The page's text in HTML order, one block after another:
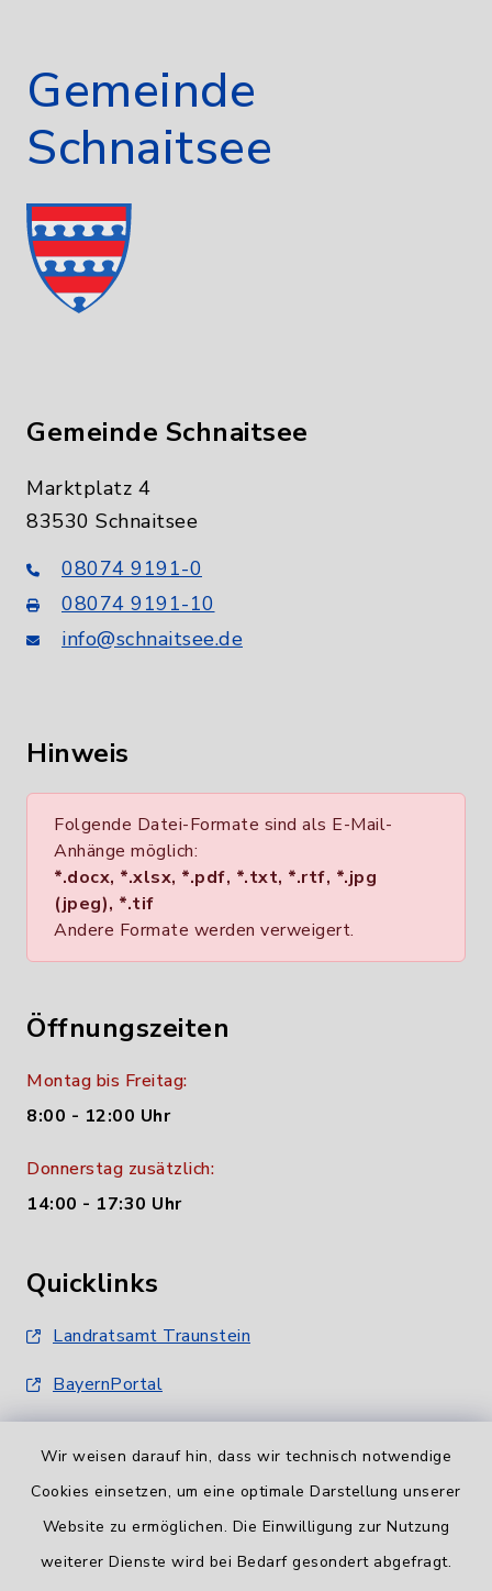
Wir weisen darauf hin, dass wir technisch notwendige
Cookies einsetzen, um eine optimale Darstellung unserer
Website zu ermöglichen. Die Einwilligung zur Nutzung
weiterer Dienste wird bei Bedarf gesondert abgefragt.
Gemeinde
Schnaitsee
Gemeinde Schnaitsee
Marktplatz 4
83530 Schnaitsee
08074 9191-0
08074 9191-10
info@schnaitsee.de
Hinweis
Folgende Datei-Formate sind als E-Mail-
Anhänge möglich:
*.docx, *.xlsx, *.pdf, *.txt, *.rtf, *.jpg
(jpeg), *.tif
Andere Formate werden verweigert.
Öffnungszeiten
Montag bis Freitag:
8:00 - 12:00 Uhr
Donnerstag zusätzlich:
14:00 - 17:30 Uhr
Quicklinks
Landratsamt Traunstein
BayernPortal